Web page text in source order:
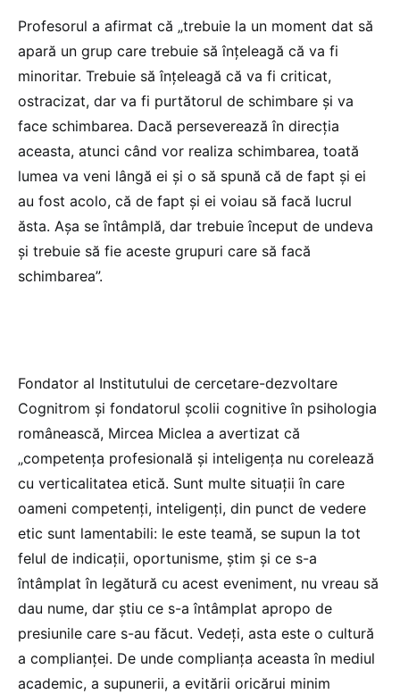
Profesorul a afirmat că „trebuie la un moment dat să
apară un grup care trebuie să înțeleagă că va fi
minoritar. Trebuie să înțeleagă că va fi criticat,
ostracizat, dar va fi purtătorul de schimbare și va
face schimbarea. Dacă perseverează în direcția
aceasta, atunci când vor realiza schimbarea, toată
lumea va veni lângă ei și o să spună că de fapt și ei
au fost acolo, că de fapt și ei voiau să facă lucrul
ăsta. Așa se întâmplă, dar trebuie început de undeva
și trebuie să fie aceste grupuri care să facă
schimbarea”.
Fondator al Institutului de cercetare-dezvoltare
Cognitrom și fondatorul școlii cognitive în psihologia
românească, Mircea Miclea a avertizat că
„competența profesională și inteligența nu corelează
cu verticalitatea etică. Sunt multe situații în care
oameni competenți, inteligenți, din punct de vedere
etic sunt lamentabili: le este teamă, se supun la tot
felul de indicații, oportunisme, știm și ce s-a
întâmplat în legătură cu acest eveniment, nu vreau să
dau nume, dar știu ce s-a întâmplat apropo de
presiunile care s-au făcut. Vedeți, asta este o cultură
a complianței. De unde complianța aceasta în mediul
academic, a supunerii, a evitării oricărui minim